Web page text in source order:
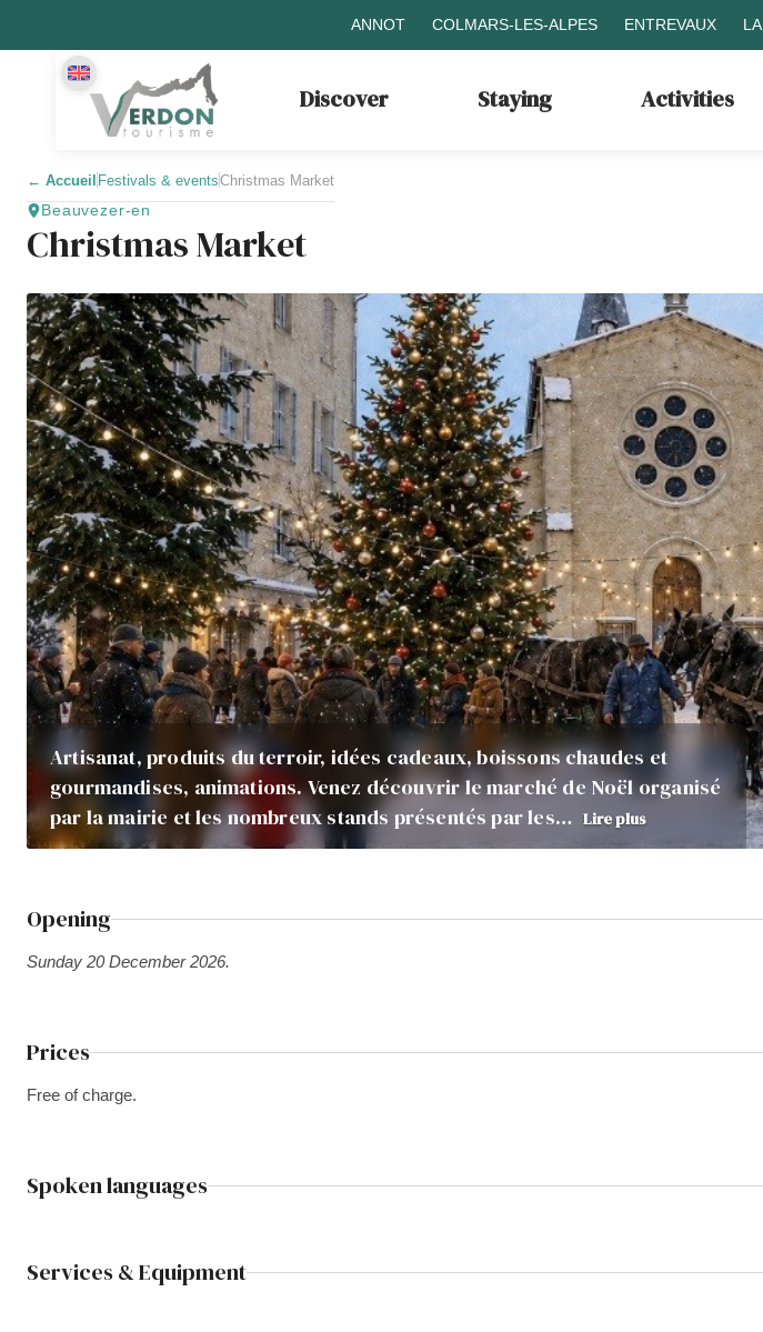
ANNOT COLMARS-LES-ALPES ENTREVAUX
Discover Staying Activities
← Accueil Festivals & eventsChristmas Market
Beauvezer-en
Christmas Market
Artisanat, produits du terroir, idées cadeaux, boissons chaudes et
gourmandises, animations. Venez découvrir le marché de Noël organisé
par la mairie et les nombreux stands présentés par les… Lire plus
Opening
Sunday 20 December 2026.
Prices
Free of charge.
Spoken languages
Services & Equipment